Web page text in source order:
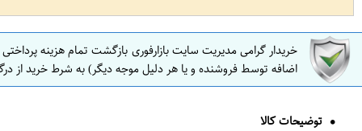
خریدار گرامی مدیریت سایت بازارفوری بازگشت تمام هزینه
اضافه توسط فروشنده و یا هر دلیل موجه دیگر) به شرط خرید از
توضیحات کالا